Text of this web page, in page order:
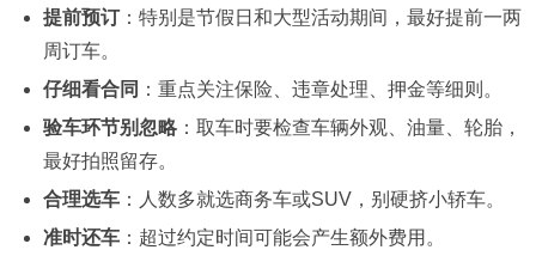
提前预订：特别是节假日和大型活动期间，最好提前一两
周订车。
仔细看合同 ：重点关注保险、违章处理、押金等细则。
验车环节别忽略：取车时要检查车辆外观、油量、轮胎，
最好拍照留存。
合理选车：人数多就选商务车或SUV，别硬挤小轿车。
准时还车：超过约定时间可能会产生额外费用。